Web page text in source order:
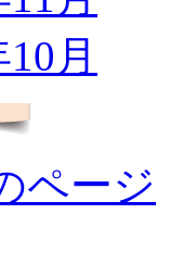
月
ページ